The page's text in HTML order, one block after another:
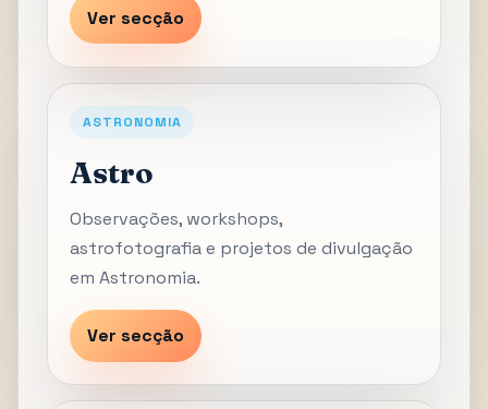
Ver secção
ASTRONOMIA
Astro
Observações, workshops,
astrofotografia e projetos de divulgação
em Astronomia.
Ver secção